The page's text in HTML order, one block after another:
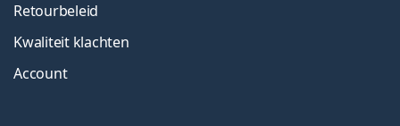
Retourbeleid
Kwaliteit klachten
Account